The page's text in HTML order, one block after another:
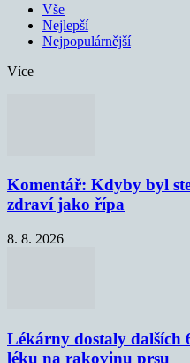
Vše
Nejlepší
Nejpopulárnější
Více
Komentář: Kdyby byl
zdraví jako řípa
8. 8. 2026
Lékárny dostaly dalších
léku na rakovinu prsu